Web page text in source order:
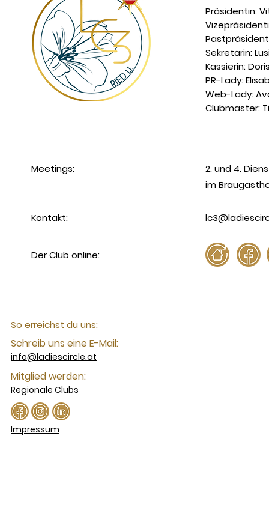
Präsidentin:
Sekretärin:
Kassierin:
PR-Lady:
Web-Lady:
Clubmaster:
Meetings:
2. und 4.
im
Kontakt:
Der Club online:
So erreichst du uns:
Schreib uns eine E-Mail:
info@ladiescircle.at
Mitglied werden:
Regionale Clubs
Impressum